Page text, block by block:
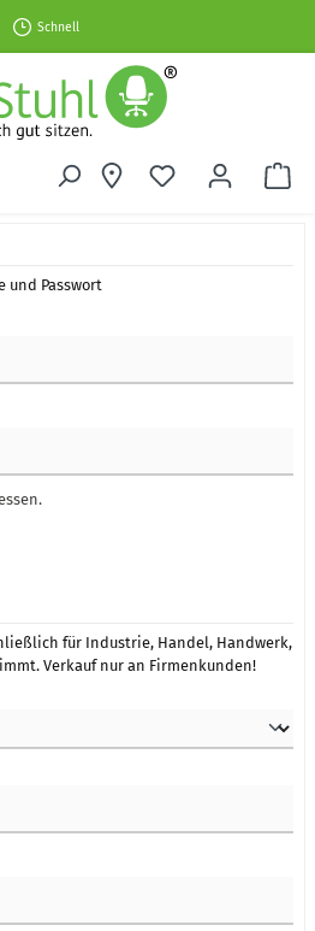
Schnell
und Passwort
für Industrie, Handel, Handwerk,
Verkauf nur an Firmenkunden!